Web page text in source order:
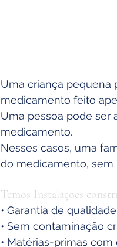
Uma criança pequena
medicamento feito
Uma pessoa pode ser
medicamento.
Nesses casos, uma
do medicamento, sem
Temos Instalações
• Garantia de qualidade
• Sem contaminação
• Matérias-primas